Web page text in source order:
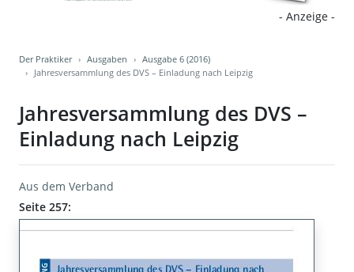
- Anzeige -
Der Praktiker Ausgaben
Ausgabe 6 (2016)
Jahresversammlung des DVS – Einladung nach Leipzig
Jahresversammlung des DVS –
Einladung nach Leipzig
Aus dem Verband
Seite 257: